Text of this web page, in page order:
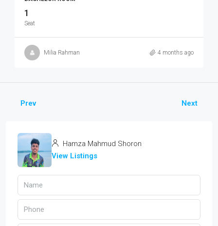
1
Seat
Milia Rahman 4 months ago
Prev Next
Hamza Mahmud Shoron
View Listings